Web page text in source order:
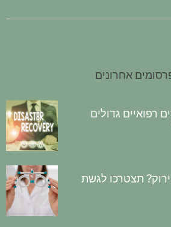
אחרונים
רפואיים גדולים
תצטרכו לגשת